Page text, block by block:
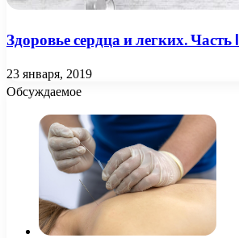
Здоровье сердца и легких. Часть I
23 января, 2019
Обсуждаемое